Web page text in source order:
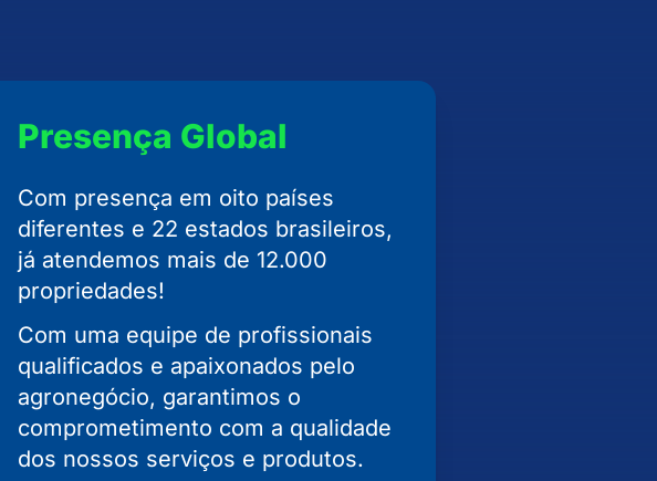
Presença Global
Com presença em oito países
diferentes e 22 estados brasileiros,
já atendemos mais de 12.000
propriedades!
Com uma equipe de profissionais
qualificados e apaixonados pelo
agronegócio, garantimos o
comprometimento com a qualidade
dos nossos serviços e produtos.